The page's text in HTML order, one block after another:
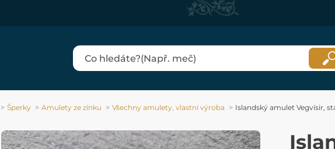
Šperky Amulety ze zinku Všechny amulety, vlastní výroba Islandský amulet Vegvísir,